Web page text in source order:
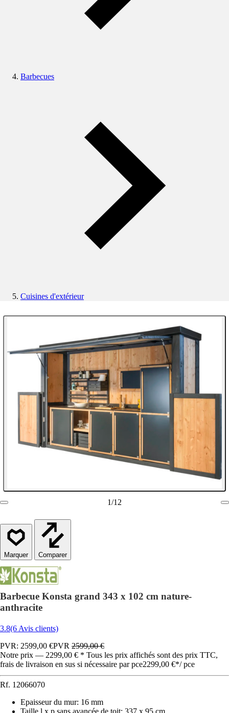
Barbecues
Cuisines d'extérieur
1/12
Comparer
Barbecue Konsta grand 343 x 102 cm nature-
anthracite
3.8(6 Avis clients)
PVR: 2599,00 €PVR 2599,00 €
Notre prix — 2299,00 € * Tous les prix affichés sont des prix TTC,
frais de livraison en sus si nécessaire par pce2299,00 €*/ pce
Rf. 12066070
Epaisseur du mur: 16 mm
Taille l x p sans avancée de toit: 337 x 95 cm